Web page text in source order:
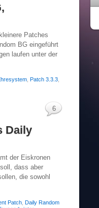
Patches
BG eingeführt
laufen unter der
Patch 3.3.3
Daily
der Eiskronen
dass aber
die sowohl
6
Patch Daily Random